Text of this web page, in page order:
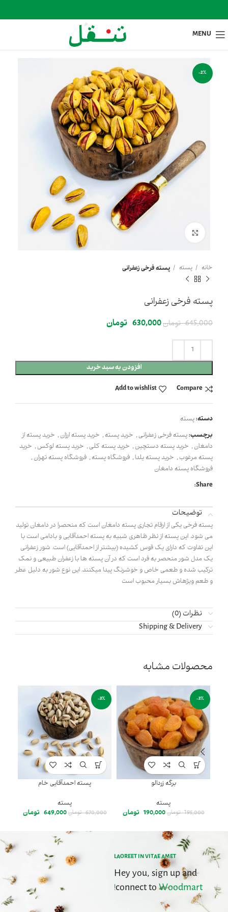
MENU
-2%
خانه پسته پسته فرخی زعفرانی
پسته فرخی زعفرانی
645,000 تومان630,000 تومان
افزودن به سبد خرید
Compare
Add to wishlist
دسته:پسته
برچسب:پسته فرخی زعفرانی, خرید پسته, خرید پسته ارزان, خرید پسته از
دامغان, خرید پسته دستچین, خرید پسته کلی, خرید پسته لوکس, خرید
پسته مرغوب, خرید پسته یلدا, فروشگاه پسته, فروشگاه پسته تهران,
فروشگاه پسته دامغان
Share:
توضیحات
پسته فرخی یکی از ارقام تجاری پسته دامغان است که منحصرا در دامغان تولید
می شود. این پسته از نظر ظاهری شبیه به پسته احمدآقایی و بادامی است با
این تفاوت که دارای یک قوس کشیده (بیشتر از احمدآقایی) است. شور زعفرانی
یک مدل شور منحصر به فرد است که در آن پسته ها با زعفران طبیعی و نمک
ترکیب شده و طعمی خاص و خوشرنگ پیدا میکنند. این نوع شور به دلیل عطر
و طعم ویژهاش بسیار محبوب است
نظرات (0)
Shipping & Delivery
محصولات مشابه
-3%
برگه زردالو
پسته
195,000 تومان190,000 تومان
-3%
پسته احمدآقایی خام
پسته
670,000 تومان649,000 تومان
LAOREET IN VITAE AMET
Hey you, sign up and
connect to Woodmart!